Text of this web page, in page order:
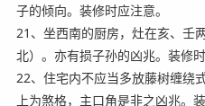
子的倾向。装修时应注意。
21、坐西南的厨房，灶在亥、壬
北）。亦有损子孙的凶兆。装修
22、住宅内不应当多放藤树缠绕
上为煞格，主口角是非之凶兆。